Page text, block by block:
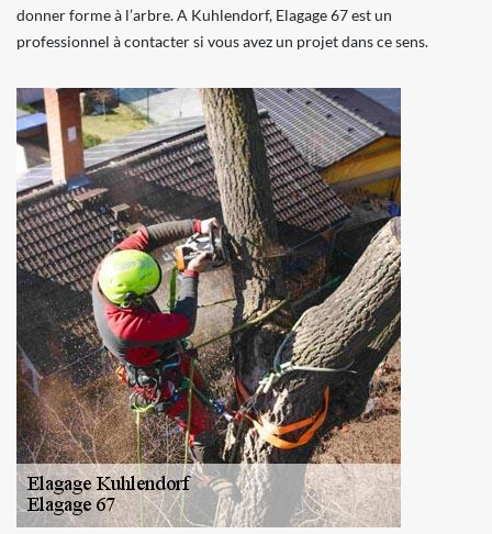
donner forme à l’arbre. A Kuhlendorf, Elagage 67 est un
professionnel à contacter si vous avez un projet dans ce sens.